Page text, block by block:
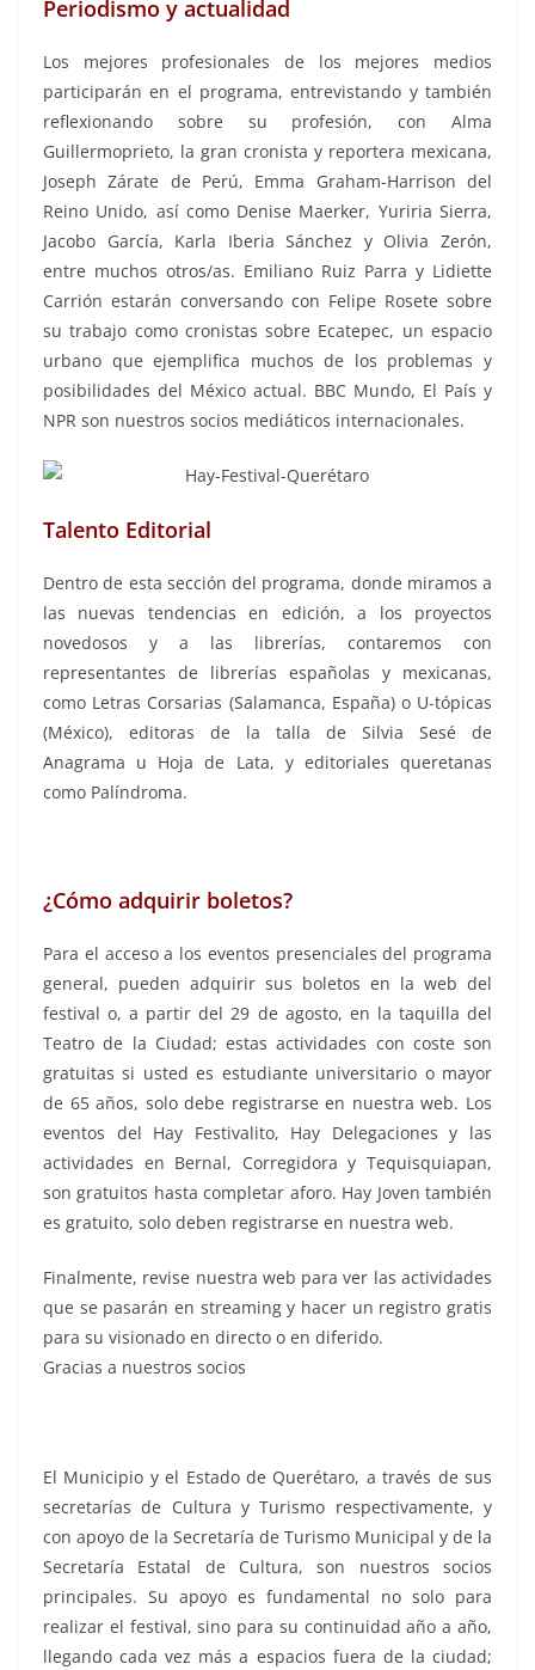
Periodismo y actualidad
Los mejores profesionales de los mejores medios
participarán en el programa, entrevistando y también
reflexionando sobre su profesión, con Alma
Guillermoprieto, la gran cronista y reportera mexicana,
Joseph Zárate de Perú, Emma Graham-Harrison del
Reino Unido, así como Denise Maerker, Yuriria Sierra,
Jacobo García, Karla Iberia Sánchez y Olivia Zerón,
entre muchos otros/as. Emiliano Ruiz Parra y Lidiette
Carrión estarán conversando con Felipe Rosete sobre
su trabajo como cronistas sobre Ecatepec, un espacio
urbano que ejemplifica muchos de los problemas y
posibilidades del México actual. BBC Mundo, El País y
NPR son nuestros socios mediáticos internacionales.
Talento Editorial
Dentro de esta sección del programa, donde miramos a
las nuevas tendencias en edición, a los proyectos
novedosos y a las librerías, contaremos con
representantes de librerías españolas y mexicanas,
como Letras Corsarias (Salamanca, España) o U-tópicas
(México), editoras de la talla de Silvia Sesé de
Anagrama u Hoja de Lata, y editoriales queretanas
como Palíndroma.
¿Cómo adquirir boletos?
Para el acceso a los eventos presenciales del programa
general, pueden adquirir sus boletos en la web del
festival o, a partir del 29 de agosto, en la taquilla del
Teatro de la Ciudad; estas actividades con coste son
gratuitas si usted es estudiante universitario o mayor
de 65 años, solo debe registrarse en nuestra web. Los
eventos del Hay Festivalito, Hay Delegaciones y las
actividades en Bernal, Corregidora y Tequisquiapan,
son gratuitos hasta completar aforo. Hay Joven también
es gratuito, solo deben registrarse en nuestra web.
Finalmente, revise nuestra web para ver las actividades
que se pasarán en streaming y hacer un registro gratis
para su visionado en directo o en diferido.
Gracias a nuestros socios
El Municipio y el Estado de Querétaro, a través de sus
secretarías de Cultura y Turismo respectivamente, y
con apoyo de la Secretaría de Turismo Municipal y de la
Secretaría Estatal de Cultura, son nuestros socios
principales. Su apoyo es fundamental no solo para
realizar el festival, sino para su continuidad año a año,
llegando cada vez más a espacios fuera de la ciudad;